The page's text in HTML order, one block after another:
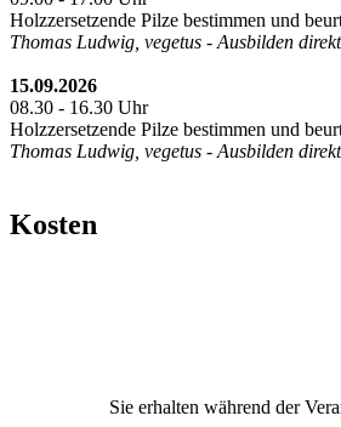
Holzzersetzende Pilze bestimmen und
Thomas Ludwig, vegetus - Ausbilden
15.09.2026
08.30 - 16.30 Uhr
Holzzersetzende Pilze bestimmen und
Thomas Ludwig, vegetus - Ausbilden
Kosten
Sie erhalten während der